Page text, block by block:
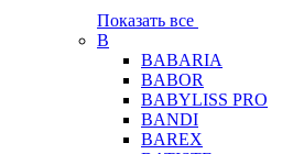
Показать все
B
BABARIA
BABOR
BABYLISS PRO
BANDI
BAREX